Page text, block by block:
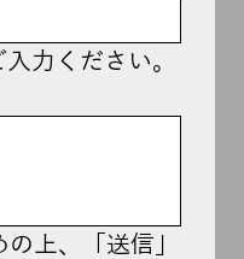
力ください。
上、「送信」